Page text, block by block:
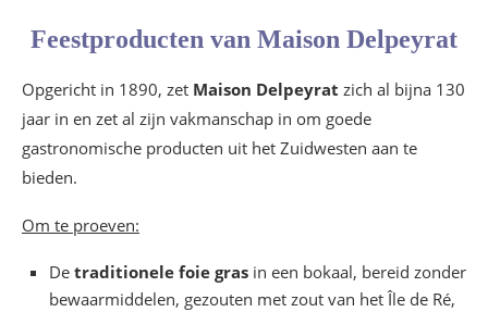
Feestproducten van Maison Delpeyrat
Opgericht in 1890, zet Maison Delpeyrat zich al bijna 130
jaar in en zet al zijn vakmanschap in om goede
gastronomische producten uit het Zuidwesten aan te
bieden.
Om te proeven:
De traditionele foie gras in een bokaal, bereid zonder
bewaarmiddelen, gezouten met zout van het Île de Ré,